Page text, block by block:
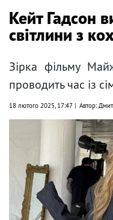
Кейт Гадсон
світлини з
Зірка фільму
проводить час із
18 лютого 2025, 17:47 Автор: